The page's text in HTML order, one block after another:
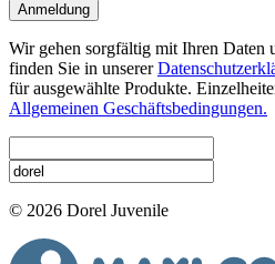
Anmeldung
Wir gehen sorgfältig mit Ihren Daten
finden Sie in unserer
für ausgewählte Produkte.
Allgemeinen Geschäftsbedingungen.
© 2026 Dorel Juvenile